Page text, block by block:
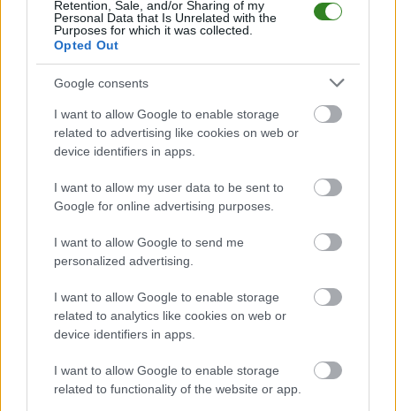
Retention, Sale, and/or Sharing of my
Personal Data that Is Unrelated with the
Purposes for which it was collected.
Opted Out
Google consents
I want to allow Google to enable storage
related to advertising like cookies on web or
device identifiers in apps.
I want to allow my user data to be sent to
Google for online advertising purposes.
I want to allow Google to send me
personalized advertising.
I want to allow Google to enable storage
related to analytics like cookies on web or
device identifiers in apps.
I want to allow Google to enable storage
related to functionality of the website or app.
drużyna radzi sobie w sezonie 2024/2025 rozgrywek II liga przed własną
publicznością? Na tej stronie możecie zobaczyć tabelę uwzględniającą
tylko mecze u siebie. W tabeli biorącej pod uwagę tylko mecze
wyjazdowe możecie natomiast sprawdzić jak spisuje się klubRekord
Bielsko-Biała.
II liga - sytuacja w tabeli
Przed meczami 4. kolejki - II liga gospodarze (Polonia Bytom) zajmują
miejscew tabeli. Goście (Rekord Bielsko-Biała) plasują się na
Poniżej znajdziesz także ostatnie mecze obu drużyn oraz statystyki
bramkowe.
Polonia Bytom vs. Rekord Bielsko-Biała - relacja, wynik na żywo,
transmisja
Wynik meczu Polonia Bytom - Rekord Bielsko-Biała znajdziesz na naszej
stronie zaraz po jego zakończeniu. Jeżeli szukasz informacji meczowych,
zajrzyj tutaj:Polonia Bytom vs. Rekord Bielsko-Biała - wynik, składy,
strzelcy
Jeżeli w internecie lub TV dostępna jest
albo innych spotkań II liga na
pewno znajdziesz takie informacje na naszym portalu. Możliwe jednak, że
nigdzie nie pojawi się stream online z tego pojedynku. Śledź portal